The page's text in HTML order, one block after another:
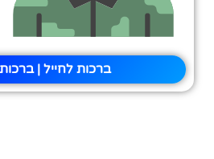
ברכות לחייל |